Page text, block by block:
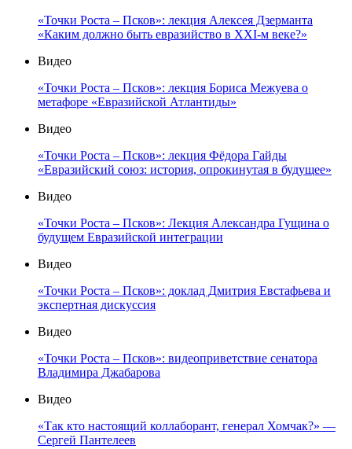
«Точки Роста – Псков»: лекция Алексея Дзерманта
«Каким должно быть евразийство в XXI-м веке?»
Видео
«Точки Роста – Псков»: лекция Бориса Межуева о
метафоре «Евразийской Атлантиды»
Видео
«Точки Роста – Псков»: лекция Фёдора Гайды
«Евразийский союз: история, опрокинутая в будущее»
Видео
«Точки Роста – Псков»: Лекция Александра Гущина о
будущем Евразийской интеграции
Видео
«Точки Роста – Псков»: доклад Дмитрия Евстафьева и
экспертная дискуссия
Видео
«Точки Роста – Псков»: видеоприветствие сенатора
Владимира Джабарова
Видео
«Так кто настоящий коллаборант, генерал Хомчак?» —
Сергей Пантелеев